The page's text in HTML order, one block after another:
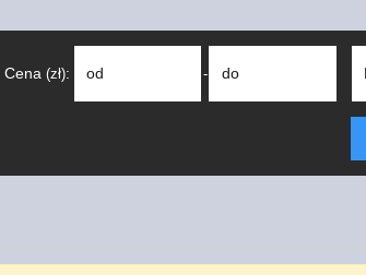
Cena (zł): od - do